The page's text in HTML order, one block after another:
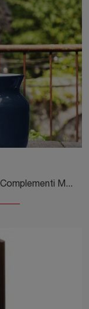
Desideri completare i tuoi spazi con i Complementi Miniforms? Eccoti diversi modelli di vasi in ceramica come Cuoppo.